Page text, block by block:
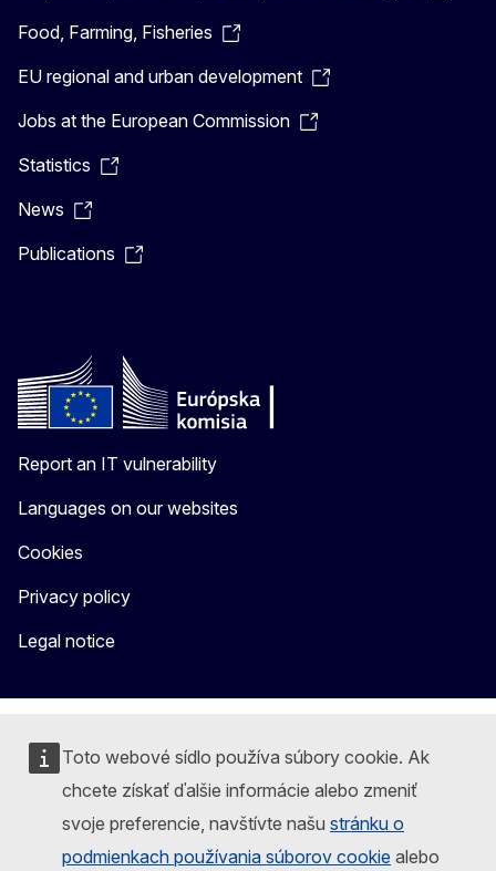
Toto webové sídlo používa súbory cookie. Ak
chcete získať ďalšie informácie alebo zmeniť
svoje preferencie, navštívte našu stránku o
podmienkach používania súborov cookie alebo
Food, Farming, Fisheries
EU regional and urban development
Jobs at the European Commission
Statistics
News
Publications
Report an IT vulnerability
Languages on our websites
Cookies
Privacy policy
Legal notice